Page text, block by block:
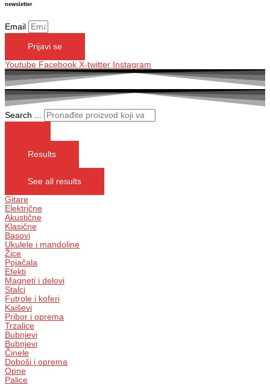
newsletter
Email
Prijavi se
Youtube Facebook X-twitter Instagram
Search ...
Results
See all results
Gitare
Električne
Akustične
Klasične
Basovi
Ukulele i mandoline
Žice
Pojačala
Efekti
Magneti i delovi
Stalci
Futrole i koferi
Kaiševi
Pribor i oprema
Trzalice
Bubnjevi
Bubnjevi
Činele
Doboši i oprema
Opne
Palice